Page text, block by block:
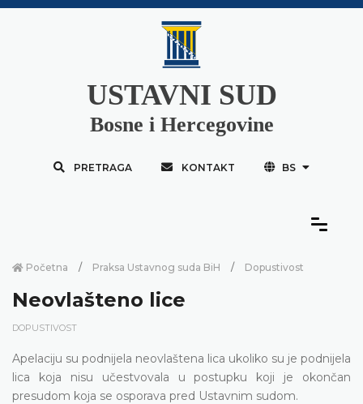
USTAVNI SUD
Bosne i Hercegovine
PRETRAGA KONTAKT BS
Početna Praksa Ustavnog suda BiH Dopustivost
Neovlašteno lice
DOPUSTIVOST
Apelaciju su podnijela neovlaštena lica ukoliko su je podnijela
lica koja nisu učestvovala u postupku koji je okončan
presudom koja se osporava pred Ustavnim sudom.